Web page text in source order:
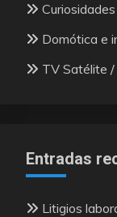
Domótica e
TV Satélite
Entradas
Litigios